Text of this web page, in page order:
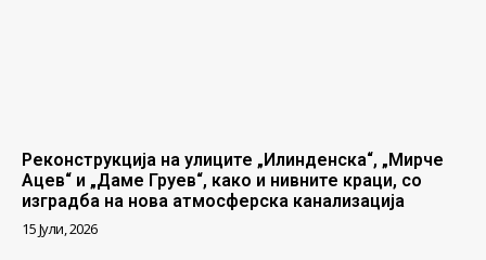
Реконструкција на улиците „Илинденска“, „Мирче
Ацев“ и „Даме Груев“, како и нивните краци, со
изградба на нова атмосферска канализација
15 Јули, 2026